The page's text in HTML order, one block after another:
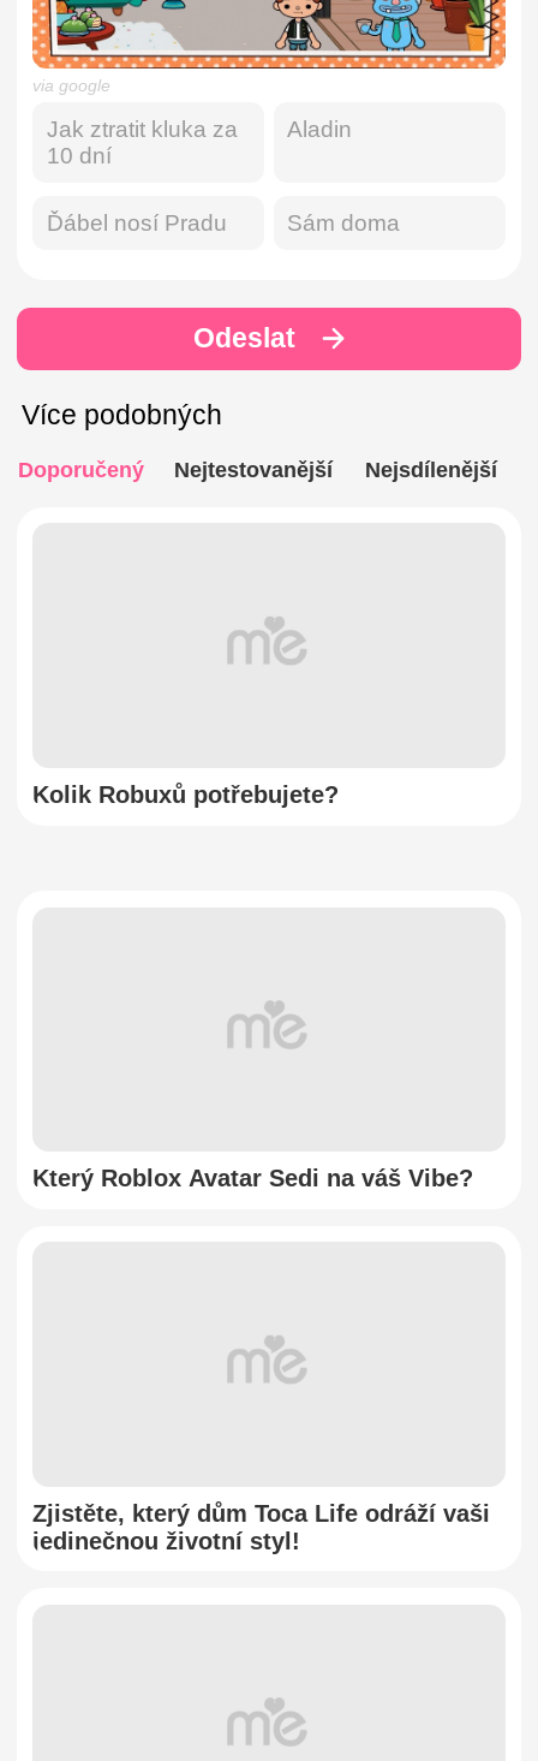
via google
Jak ztratit kluka za
10 dní
Aladin
Ďábel nosí Pradu Sám doma
Odeslat
Více podobných
Doporučený Nejtestovanější Nejsdílenější
Kolik Robuxů potřebujete?
Který Roblox Avatar Sedi na váš Vibe?
Zjistěte, který dům Toca Life odráží vaši
jedinečnou životní styl!